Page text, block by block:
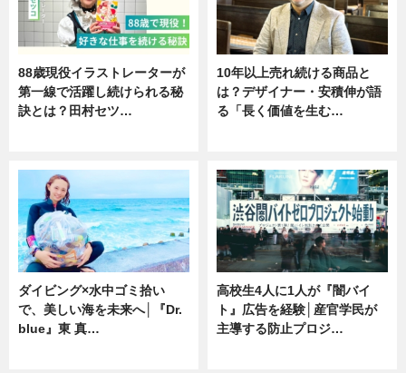
88歳現役イラストレーターが
第一線で活躍し続けられる秘
訣とは？田村セツ…
10年以上売れ続ける商品と
は？デザイナー・安積伸が語
る「長く価値を生む…
ダイビング×水中ゴミ拾い
で、美しい海を未来へ│『Dr.
blue』東 真…
高校生4人に1人が『闇バイ
ト』広告を経験│産官学民が
主導する防止プロジ…